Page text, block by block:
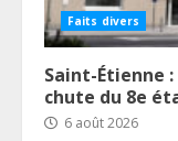
Faits divers
Saint-Étienne
chute du 8e
6 août 2026